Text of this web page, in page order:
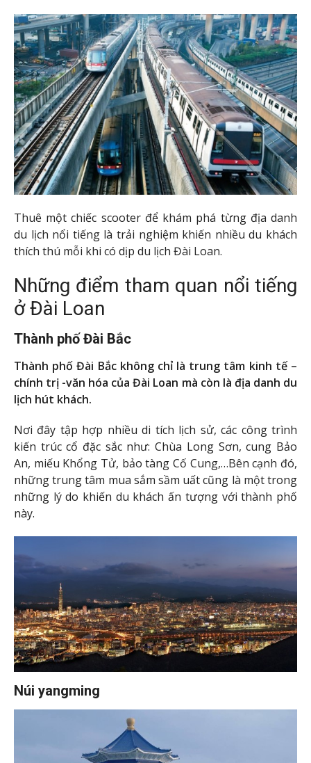
Thuê một chiếc scooter để khám phá từng địa danh
du lịch nổi tiếng là trải nghiệm khiến nhiều du khách
thích thú mỗi khi có dịp du lịch Đài Loan.
Những điểm tham quan nổi tiếng
ở Đài Loan
Thành phố Đài Bắc
Thành phố Đài Bắc không chỉ là trung tâm kinh tế –
chính trị -văn hóa của Đài Loan mà còn là địa danh du
lịch hút khách.
Nơi đây tập hợp nhiều di tích lịch sử, các công trình
kiến trúc cổ đặc sắc như: Chùa Long Sơn, cung Bảo
An, miếu Khổng Tử, bảo tàng Cố Cung,…Bên cạnh đó,
những trung tâm mua sắm sầm uất cũng là một trong
những lý do khiến du khách ấn tượng với thành phố
này.
Núi yangming